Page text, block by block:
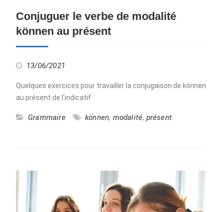
Conjuguer le verbe de modalité
können au présent
13/06/2021
Quelques exercices pour travailler la conjugaison de können
au présent de l’indicatif
Grammaire können, modalité, présent